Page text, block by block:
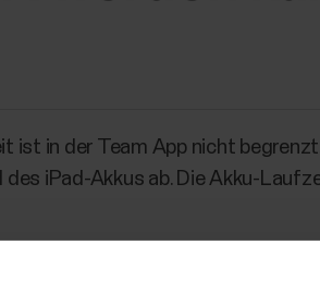
ist in der Team App nicht
iPad-Akkus ab. Die Akku-